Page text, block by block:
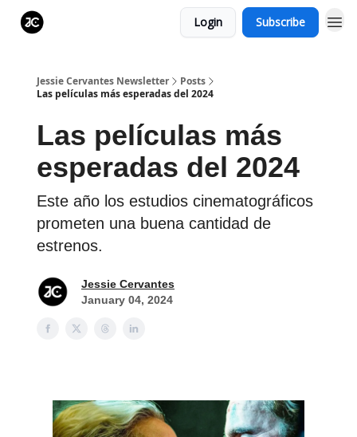
Login Subscribe
Jessie Cervantes Newsletter
Posts
Las películas más esperadas del 2024
Las películas más
esperadas del 2024
Este año los estudios cinematográficos
prometen una buena cantidad de
estrenos.
Jessie Cervantes
January 04, 2024